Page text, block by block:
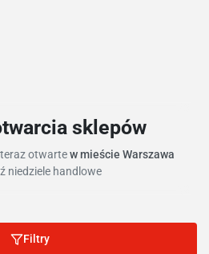
sklepów
otwartew mieście Warszawa
niedziele handlowe
Filtry